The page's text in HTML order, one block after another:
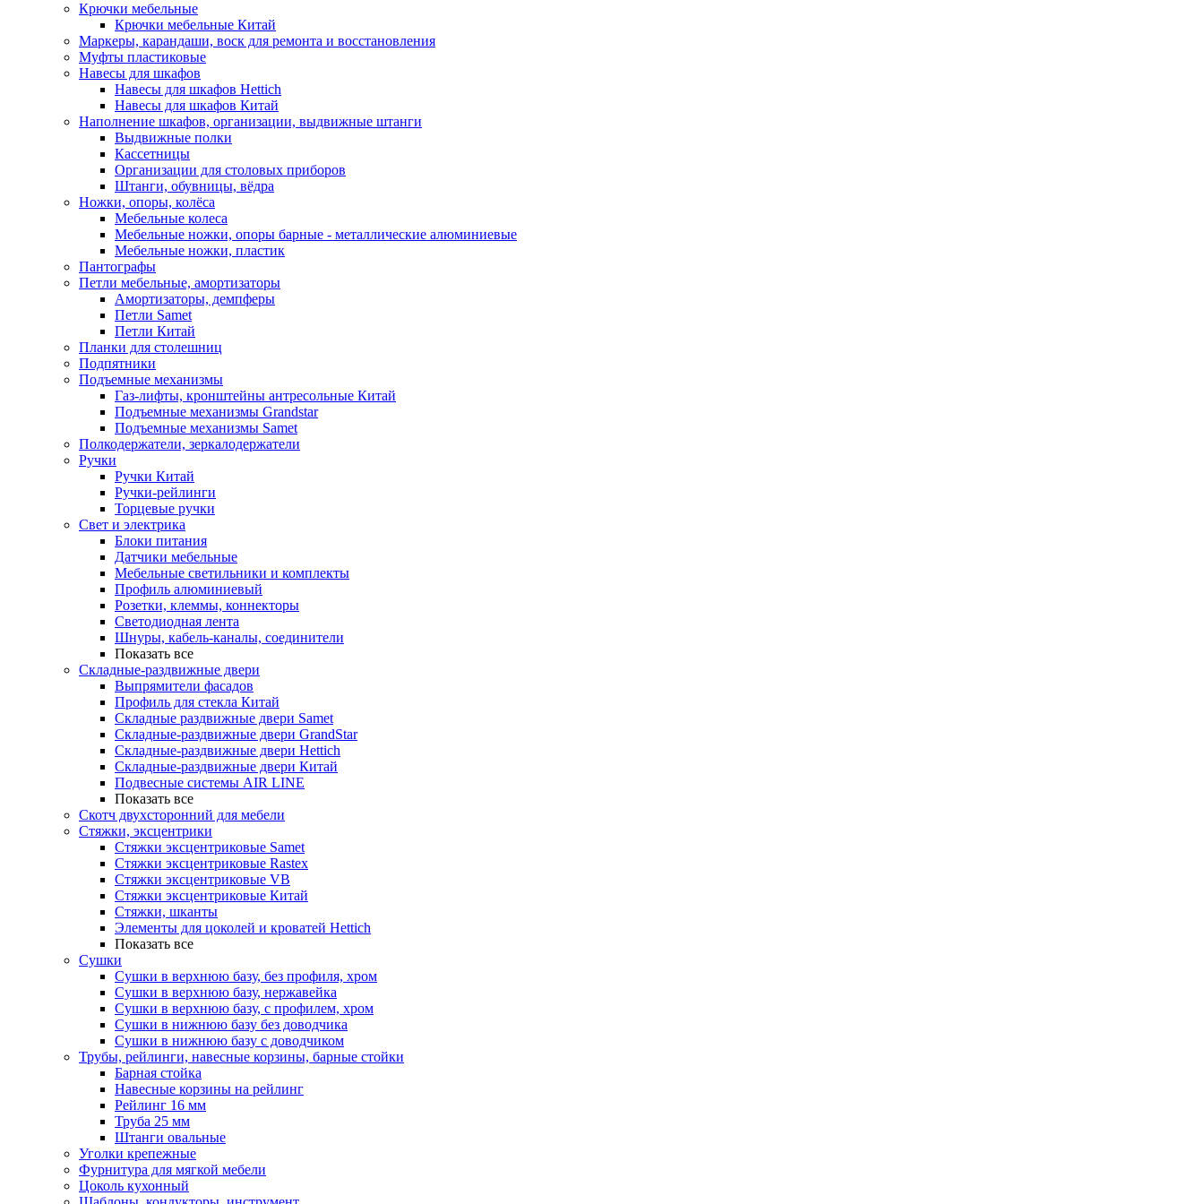
Крючки мебельные
Крючки мебельные Китай
Маркеры, карандаши, воск для ремонта и восстановления
Муфты пластиковые
Навесы для шкафов
Навесы для шкафов Hettich
Навесы для шкафов Китай
Наполнение шкафов, организации, выдвижные штанги
Выдвижные полки
Кассетницы
Организации для столовых приборов
Штанги, обувницы, вёдра
Ножки, опоры, колёса
Мебельные колеса
Мебельные ножки, опоры барные - металлические алюминиевые
Мебельные ножки, пластик
Пантографы
Петли мебельные, амортизаторы
Амортизаторы, демпферы
Петли Samet
Петли Китай
Планки для столешниц
Подпятники
Подъемные механизмы
Газ-лифты, кронштейны антресольные Китай
Подъемные механизмы Grandstar
Подъемные механизмы Samet
Полкодержатели, зеркалодержатели
Ручки
Ручки Китай
Ручки-рейлинги
Торцевые ручки
Свет и электрика
Блоки питания
Датчики мебельные
Мебельные светильники и комплекты
Профиль алюминиевый
Розетки, клеммы, коннекторы
Светодиодная лента
Шнуры, кабель-каналы, соединители
Показать все
Складные-раздвижные двери
Выпрямители фасадов
Профиль для стекла Китай
Складные раздвижные двери Samet
Складные-раздвижные двери GrandStar
Складные-раздвижные двери Hettich
Складные-раздвижные двери Китай
Подвесные системы AIR LINE
Показать все
Скотч двухсторонний для мебели
Стяжки, эксцентрики
Cтяжки эксцентриковые Samet
Стяжки эксцентриковые Rastex
Стяжки эксцентриковые VB
Стяжки эксцентриковые Китай
Стяжки, шканты
Элементы для цоколей и кроватей Hettich
Показать все
Сушки
Сушки в верхнюю базу, без профиля, хром
Сушки в верхнюю базу, нержавейка
Сушки в верхнюю базу, с профилем, хром
Сушки в нижнюю базу без доводчика
Сушки в нижнюю базу с доводчиком
Трубы, рейлинги, навесные корзины, барные стойки
Барная стойка
Навесные корзины на рейлинг
Рейлинг 16 мм
Труба 25 мм
Штанги овальные
Уголки крепежные
Фурнитура для мягкой мебели
Цоколь кухонный